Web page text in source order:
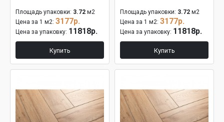
Площадь упаковки: 3.72 м2
Цена за 1 м2: 3177р.
Цена за упаковку: 11818р.
Купить
Площадь упаковки: 3.72 м2
Цена за 1 м2: 3177р.
Цена за упаковку: 11818р.
Купить